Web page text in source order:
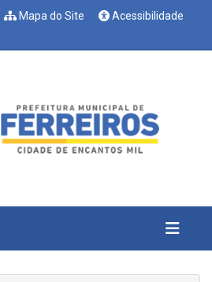
Mapa do Site
Acessibilidade